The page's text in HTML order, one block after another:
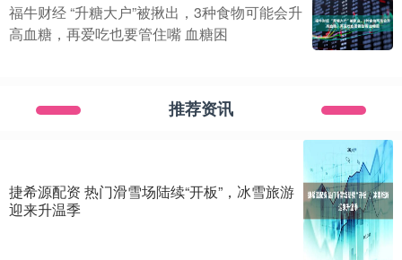
福牛财经 “升糖大户”被揪出，3种食物可能会升
高血糖，再爱吃也要管住嘴 血糖困
推荐资讯
捷希源配资 热门滑雪场陆续“开板”，冰雪旅游
迎来升温季